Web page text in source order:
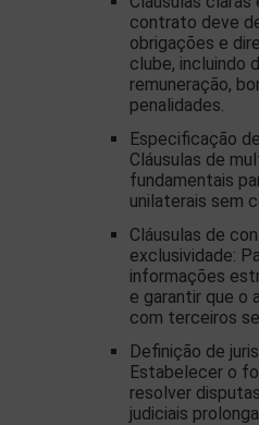
contrato deve
obrigações e
clube, incluindo
remuneração,
penalidades.
Especificação
Cláusulas de
fundamentais
unilaterais sem
Cláusulas de
exclusividade:
informações
e garantir que o
com terceiros
Definição de
Estabelecer o
resolver
judiciais